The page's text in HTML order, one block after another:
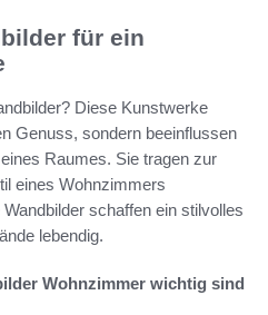
für ein
Diese Kunstwerke
Genuss, sondern beeinflussen
Raumes. Sie tragen zur
eines Wohnzimmers
schaffen ein stilvolles
lebendig.
Wohnzimmer wichtig sind